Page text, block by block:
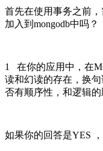
首先在使用事务之前
加入到mongodb中吗？
1 在你的应用中，在
读和幻读的存在，换
否有顺序性，和逻辑的
如果你的回答是YES